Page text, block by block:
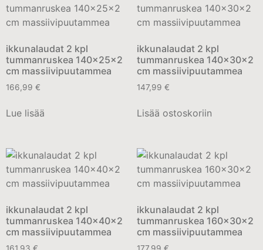
ikkunalaudat 2 kpl
tummanruskea 140x25x2
cm massiivipuutammea
166,99 €
Lue lisää
ikkunalaudat 2 kpl
tummanruskea 140x30x2
cm massiivipuutammea
147,99 €
Lisää ostoskoriin
ikkunalaudat 2 kpl
tummanruskea 140x40x2
cm massiivipuutammea
ikkunalaudat 2 kpl
tummanruskea 160x30x2
cm massiivipuutammea